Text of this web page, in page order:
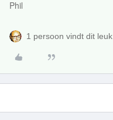
Phil
1 persoon vindt dit leuk